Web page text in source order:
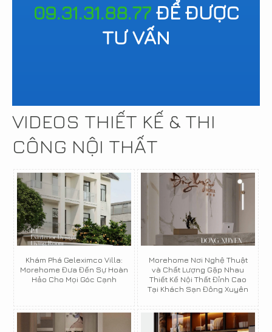
09.31.31.88.77ĐỂ ĐƯỢC
TƯ VẤN
VIDEOS THIẾT KẾ & THI
CÔNG NỘI THẤT
Khám Phá Geleximco Villa:
Morehome Đưa Đến Sự Hoàn
Hảo Cho Mọi Góc Cạnh
Morehome Nơi Nghệ Thuật
và Chất Lượng Gặp Nhau
Thiết Kế Nội Thất Đỉnh Cao
Tại Khách Sạn Đông Xuyên